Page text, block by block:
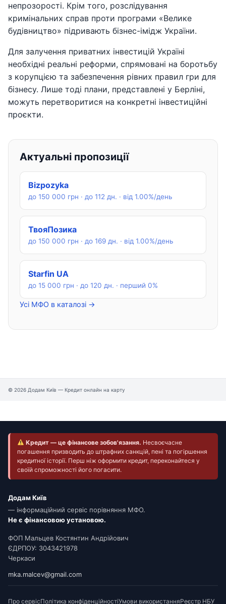
непрозорості. Крім того, розслідування
кримінальних справ проти програми «Велике
будівництво» підривають бізнес-імідж України.
Для залучення приватних інвестицій Україні
необхідні реальні реформи, спрямовані на боротьбу
з корупцією та забезпечення рівних правил гри для
бізнесу. Лише тоді плани, представлені у Берліні,
можуть перетворитися на конкретні інвестиційні
проєкти.
Актуальні пропозиції
Bizpozyka
до 150 000 грн · до 112 дн. · від 1.00%/день
ТвояПозика
до 150 000 грн · до 169 дн. · від 1.00%/день
Starfin UA
до 15 000 грн · до 120 дн. · перший 0%
Усі МФО в каталозі →
© 2026 Додам Київ — Кредит онлайн на карту
Кредит — це фінансове зобов'язання. Несвоєчасне
погашення призводить до штрафних санкцій, пені та погіршення
кредитної історії. Перш ніж оформити кредит, переконайтеся у
своїй спроможності його погасити.
Додам Київ
— інформаційний сервіс порівняння МФО.
Не є фінансовою установою.
ФОП Мальцев Костянтин Андрійович
ЄДРПОУ: 3043421978
Черкаси
mka.malcev@gmail.com
Про сервісПолітика конфіденційностіУмови використанняРеєстр НБУ